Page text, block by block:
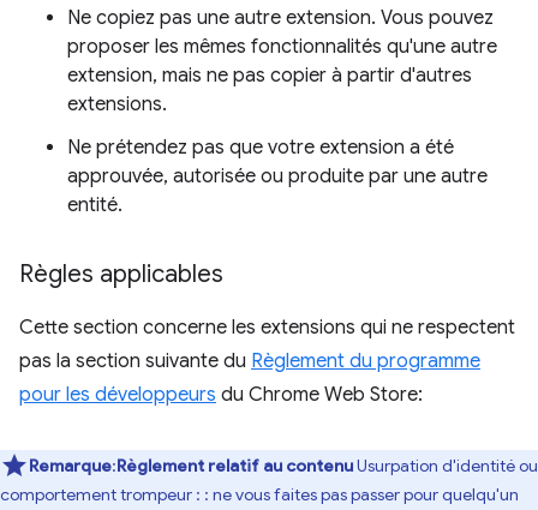
Ne copiez pas une autre extension. Vous pouvez
proposer les mêmes fonctionnalités qu'une autre
extension, mais ne pas copier à partir d'autres
extensions.
Ne prétendez pas que votre extension a été
approuvée, autorisée ou produite par une autre
entité.
Règles applicables
Cette section concerne les extensions qui ne respectent
pas la section suivante du Règlement du programme
pour les développeurs du Chrome Web Store:
Remarque:Règlement relatif au contenuUsurpation d'identité ou
comportement trompeur : : ne vous faites pas passer pour quelqu'un